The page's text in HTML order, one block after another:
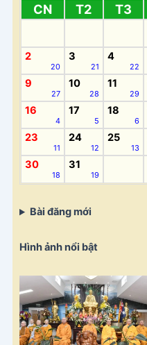
CN
T2 T3
2
20
3
21
4
22
9
27
10
28
11
29
16
4
17
5
18
6
23
11
24
12
25
13
30
18
31
19
Bài đăng mới
Hình ảnh nổi bật